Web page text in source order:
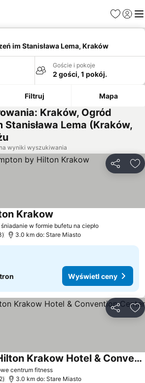
Ulubione
im Stanisława Lema, Kraków
Goście i pokoje
2 gości, 1 pokój.
Filtruj Mapa
Kraków, Ogród
Stanisława Lema (Kraków,
wyniki wyszukiwania
w formie bufetu na ciepło
Krakow
3.0 km do: Stare Miasto
Wyświetl ceny
centrum fitness
DoubleTree by Hilton Krakow Hotel & Convention Center
3.0 km do: Stare Miasto